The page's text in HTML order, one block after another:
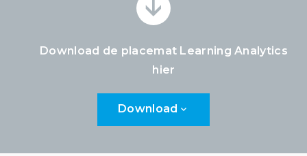
Download de placemat Learning Analytics
hier
Download